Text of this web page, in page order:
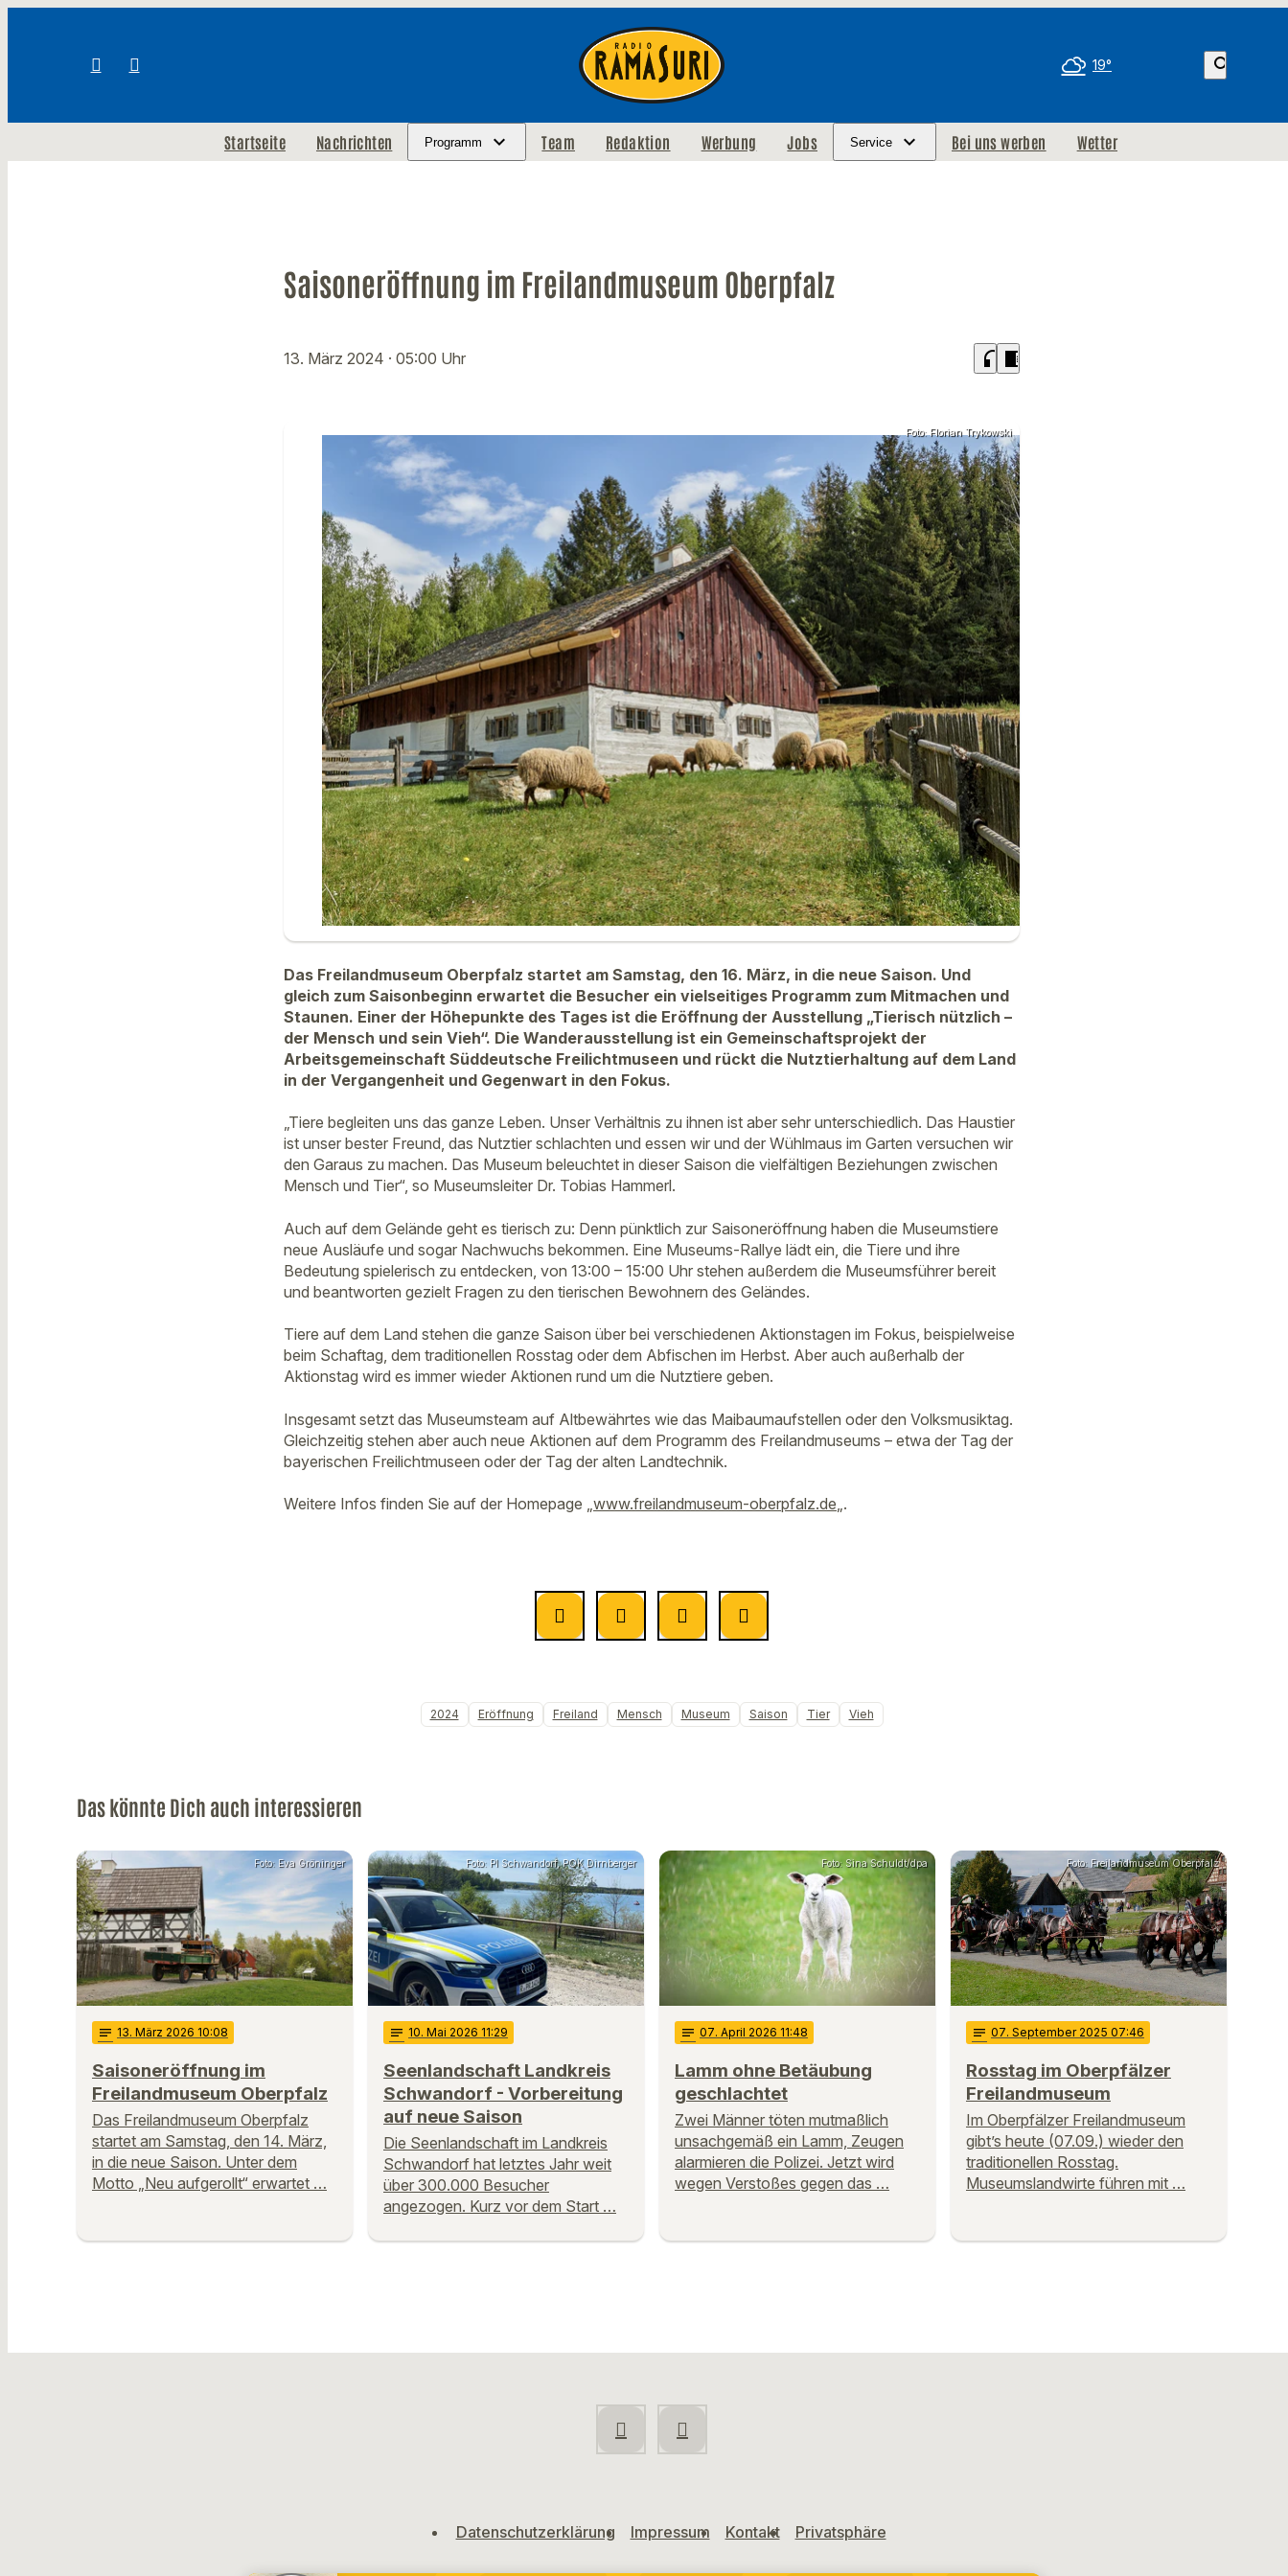
19° search
Startseite Nachrichten Programm Team Redaktion Werbung Jobs Service Bei uns werben Wetter
Saisoneröffnung im Freilandmuseum Oberpfalz
13. März 2024 · 05:00 Uhr headphones chrome_reader_mode
Foto: Florian Trykowski
Das Freilandmuseum Oberpfalz startet am Samstag, den 16. März, in die neue Saison. Und
gleich zum Saisonbeginn erwartet die Besucher ein vielseitiges Programm zum Mitmachen und
Staunen. Einer der Höhepunkte des Tages ist die Eröffnung der Ausstellung „Tierisch nützlich –
der Mensch und sein Vieh“. Die Wanderausstellung ist ein Gemeinschaftsprojekt der
Arbeitsgemeinschaft Süddeutsche Freilichtmuseen und rückt die Nutztierhaltung auf dem Land
in der Vergangenheit und Gegenwart in den Fokus.
„Tiere begleiten uns das ganze Leben. Unser Verhältnis zu ihnen ist aber sehr unterschiedlich. Das Haustier
ist unser bester Freund, das Nutztier schlachten und essen wir und der Wühlmaus im Garten versuchen wir
den Garaus zu machen. Das Museum beleuchtet in dieser Saison die vielfältigen Beziehungen zwischen
Mensch und Tier“, so Museumsleiter Dr. Tobias Hammerl.
Auch auf dem Gelände geht es tierisch zu: Denn pünktlich zur Saisoneröffnung haben die Museumstiere
neue Ausläufe und sogar Nachwuchs bekommen. Eine Museums-Rallye lädt ein, die Tiere und ihre
Bedeutung spielerisch zu entdecken, von 13:00 – 15:00 Uhr stehen außerdem die Museumsführer bereit
und beantworten gezielt Fragen zu den tierischen Bewohnern des Geländes.
Tiere auf dem Land stehen die ganze Saison über bei verschiedenen Aktionstagen im Fokus, beispielweise
beim Schaftag, dem traditionellen Rosstag oder dem Abfischen im Herbst. Aber auch außerhalb der
Aktionstag wird es immer wieder Aktionen rund um die Nutztiere geben.
Insgesamt setzt das Museumsteam auf Altbewährtes wie das Maibaumaufstellen oder den Volksmusiktag.
Gleichzeitig stehen aber auch neue Aktionen auf dem Programm des Freilandmuseums – etwa der Tag der
bayerischen Freilichtmuseen oder der Tag der alten Landtechnik.
Weitere Infos finden Sie auf der Homepage „ www.freilandmuseum-oberpfalz.de „.
2024 Eröffnung Freiland Mensch Museum Saison Tier Vieh
Das könnte Dich auch interessieren
Foto: Eva Gröninger
notes 13. März 2026 10:08
Saisoneröffnung im
Freilandmuseum Oberpfalz
Das Freilandmuseum Oberpfalz
startet am Samstag, den 14. März,
in die neue Saison. Unter dem
Motto „Neu aufgerollt“ erwartet …
Foto: PI Schwandorf, POK Dirnberger
notes 10. Mai 2026 11:29
Seenlandschaft Landkreis
Schwandorf - Vorbereitung
auf neue Saison
Die Seenlandschaft im Landkreis
Schwandorf hat letztes Jahr weit
über 300.000 Besucher
angezogen. Kurz vor dem Start …
Foto: Sina Schuldt/dpa
notes 07. April 2026 11:48
Lamm ohne Betäubung
geschlachtet
Zwei Männer töten mutmaßlich
unsachgemäß ein Lamm, Zeugen
alarmieren die Polizei. Jetzt wird
wegen Verstoßes gegen das …
Foto: Freilandmuseum Oberpfalz
notes 07. September 2025 07:46
Rosstag im Oberpfälzer
Freilandmuseum
Im Oberpfälzer Freilandmuseum
gibt’s heute (07.09.) wieder den
traditionellen Rosstag.
Museumslandwirte führen mit …
Datenschutzerklärung Impressum Kontakt Privatsphäre